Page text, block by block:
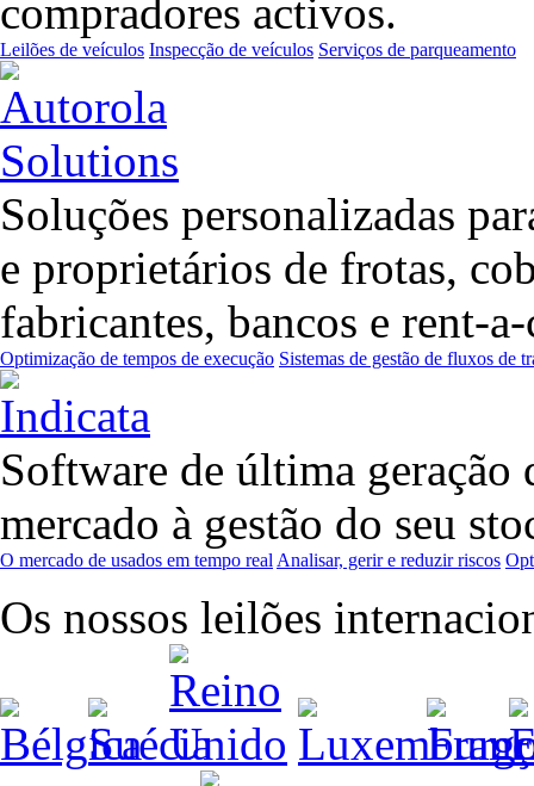
compradores activos.
Leilões de veículos Inspecção de veículos Serviços de parqueamento
Soluções personalizadas
e proprietários de frotas,
fabricantes, bancos e rent-
Optimização de tempos de execução Sistemas de gestão de fluxos de
Software de última
mercado à gestão do seu
O mercado de usados em tempo real Analisar, gerir e reduzir riscos
Os nossos leilões